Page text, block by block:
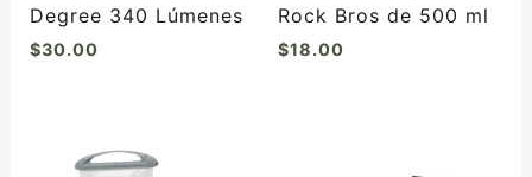
Degree 340 Lúmenes
$30.00
Rock Bros de 500 ml
$18.00
producto